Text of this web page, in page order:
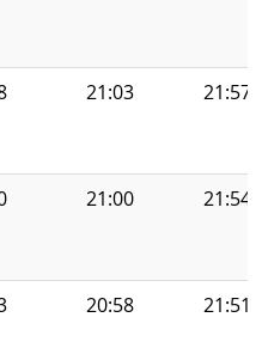
21:03 21:57
21:00 21:54
20:58 21:51